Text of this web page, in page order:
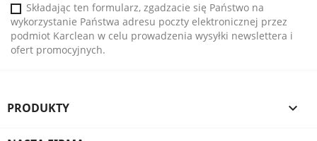
Składając ten formularz, zgadzacie się Państwo na
wykorzystanie Państwa adresu poczty elektronicznej przez
podmiot Karclean w celu prowadzenia wysyłki newslettera i
ofert promocyjnych.
PRODUKTY 